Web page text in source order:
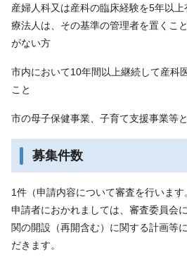
産婦人科又は産科の臨床経験を5年以
療法人は、その基準の管理者を置くこ
がない方
市内において10年間以上継続して産科
こと
市の母子保健事業、子育て支援事業等
募集件数
1件（申請内容について審査を行います
申請者におかれましては、審査委員会
関の開設（再開含む）に関する計画等
だきます。